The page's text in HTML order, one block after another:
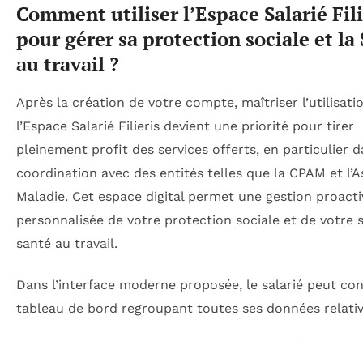
Comment utiliser l’Espace Salarié
pour gérer sa protection sociale et la
au travail ?
Après la création de votre compte, maîtriser
l’Espace Salarié Filieris devient une priorité pour tirer
pleinement profit des services offerts, en particulier
coordination avec des entités telles que la CPAM et
Maladie. Cet espace digital permet une gestion
personnalisée de votre protection sociale et de votre
santé au travail.
Dans l’interface moderne proposée, le salarié peut
tableau de bord regroupant toutes ses données